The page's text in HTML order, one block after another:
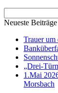
Neueste Beiträge
Trauer um
„Drei-
1.Mai
Morsbach